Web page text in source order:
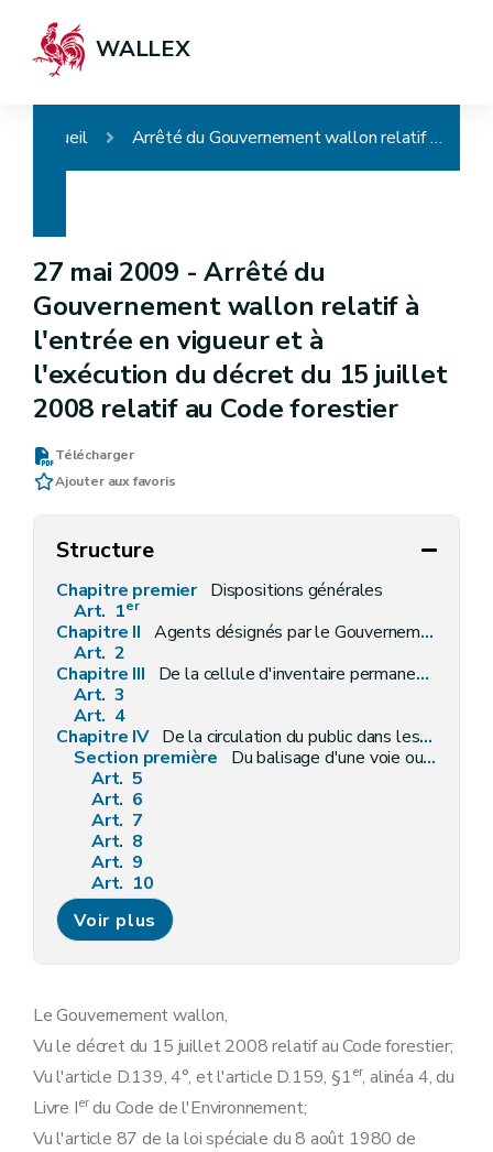
WALLEX
Accueil Arrêté du Gouvernement wallon relatif à l'entrée en vigueur et à l'exécution du décret du 15 juillet 2008 relatif au Code forestier
27 mai 2009 -Arrêté du
Gouvernement wallon relatif à
l'entrée en vigueur et à
l'exécution du décret du 15 juillet
2008 relatif au Code forestier
Télécharger
Ajouter aux favoris
Structure
Chapitre premier Dispositions générales
Art. 1er
Chapitre II Agents désignés par le Gouvernement
Art. 2
Chapitre III
De la cellule d'inventaire permanent des ressources forestières
Art. 3
Art. 4
Chapitre IV De la circulation du public dans les bois et forêts
Section première
Du balisage d'une voie ouverte à la circulation du public
Art. 5
Art. 6
Art. 7
Art. 8
Art. 9
Art. 10
Art. 11
Section 2
Des aires
Art. 12
Art. 14
Art. 16
Section 4 De la limitation et de l'interdiction de circuler dans les bois et forêts pour des motifs autres que de chasse
Art. 18
Art. 19
Voir plus
Le Gouvernement wallon,
Vu le décret du 15 juillet 2008 relatif au Code forestier;
Vu l'article D.139, 4°, et l'article D.159, §1er, alinéa 4, du
Livre Ierdu Code de l'Environnement;
Vu l'article 87 de la loi spéciale du 8 août 1980 de